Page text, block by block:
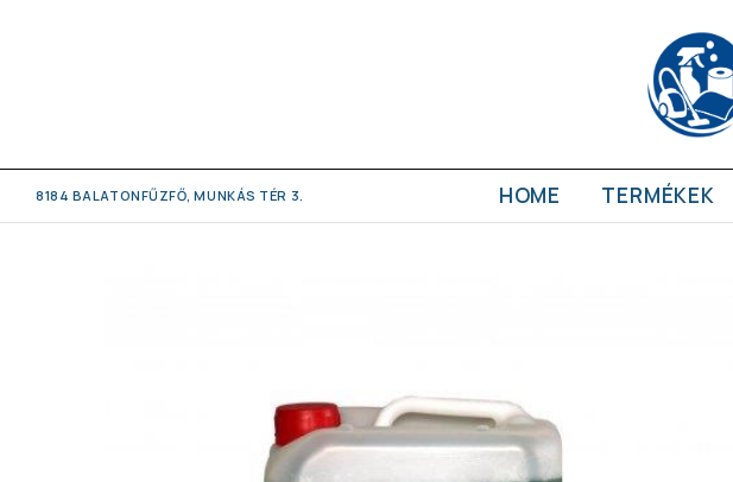
8184 BALATONFŰZFŐ, MUNKÁS TÉR 3. HOME TERMÉKEK